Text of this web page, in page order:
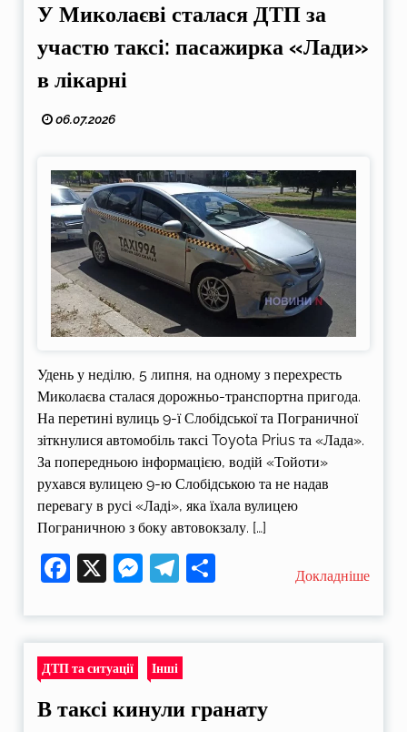
У Миколаєві сталася ДТП за
участю таксі: пасажирка «Лади»
в лікарні
06.07.2026
Удень у неділю, 5 липня, на одному з перехресть
Миколаєва сталася дорожньо-транспортна пригода.
На перетині вулиць 9-ї Слобідської та Пограничної
зіткнулися автомобіль таксі Toyota Prius та «Лада».
За попередньою інформацією, водій «Тойоти»
рухався вулицею 9-ю Слобідською та не надав
перевагу в русі «Ладі», яка їхала вулицею
Пограничною з боку автовокзалу. […]
Facebook
X Messenger
Telegram
Поділитися
Докладніше
ДТП та ситуації Інші
В таксі кинули гранату